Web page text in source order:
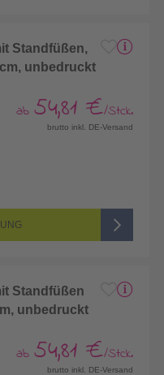
Standfüßen,
unbedruckt
ab 54,81 €/Stck.
brutto inkl. DE-Versand
Standfüßen
unbedruckt
ab 54,81 €/Stck.
brutto inkl. DE-Versand